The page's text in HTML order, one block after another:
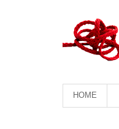
HOME